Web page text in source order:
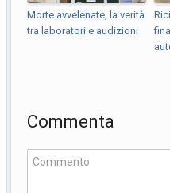
Morte avvelenate, la verità
tra laboratori e audizioni
Commenta